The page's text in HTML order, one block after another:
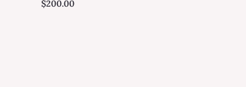
$200.00